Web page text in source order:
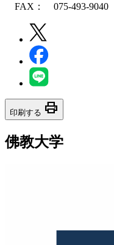
FAX： 075-493-9040
印刷する print
佛教大学